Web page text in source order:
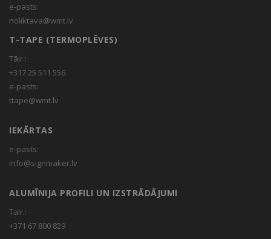
e-pasts:
noliktava@wmt.lv
T-TAPE (TERMOPLĒVES)
Tālr.:
+317 25 511 556
e-pasts:
ttape@wmt.lv
IEKĀRTAS
e-pasts:
info@signmaker.lv
ALUMĪNIJA PROFILI UN IZSTRĀDĀJUMI
Talr.:
+371 67 800 829